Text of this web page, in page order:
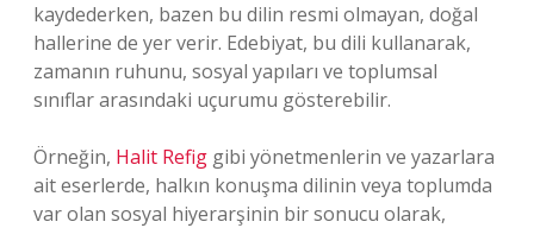
kaydederken, bazen bu dilin resmi olmayan, doğal
hallerine de yer verir. Edebiyat, bu dili kullanarak,
zamanın ruhunu, sosyal yapıları ve toplumsal
sınıflar arasındaki uçurumu gösterebilir.
Örneğin, Halit Refig gibi yönetmenlerin ve yazarlara
ait eserlerde, halkın konuşma dilinin veya toplumda
var olan sosyal hiyerarşinin bir sonucu olarak,